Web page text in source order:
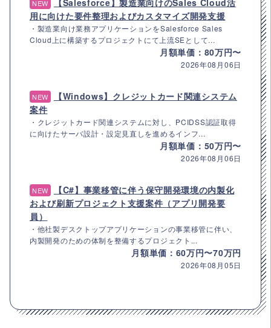
NEW
【Salesforce】製造業向けのSales Cloud活
用に向けた要件整理およびカスタマイズ開発支援
・製造業向け業務アプリケーションをSalesforce Sales
Cloud上に構築するプロジェクトにて上流SEとして...
月額単価：80万円〜
2026年08月06日
NEW
【Windows】クレジットカード関連システム
案件
・クレジットカード関連システムに対し、PCIDSS認証取得
に向けたサーバ設計・設定見直しを進めるインフ...
月額単価：50万円〜
2026年08月06日
NEW
【C#】事業移管に伴う保守開発環境の内製化
および刷新プロジェクト支援案件（アプリ開発要
員）
・他社製デスクトップアプリケーションの事業移管に伴い、
内製開発のための体制を整備するプロジェクト...
月額単価：60万円〜70万円
2026年08月05日